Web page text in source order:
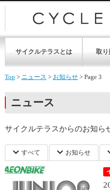
サイクルテラスとは 取り
Top > ニュース > お知らせ > Page 3
ニュース
サイクルテラスからのお知ら
すべて お知らせ